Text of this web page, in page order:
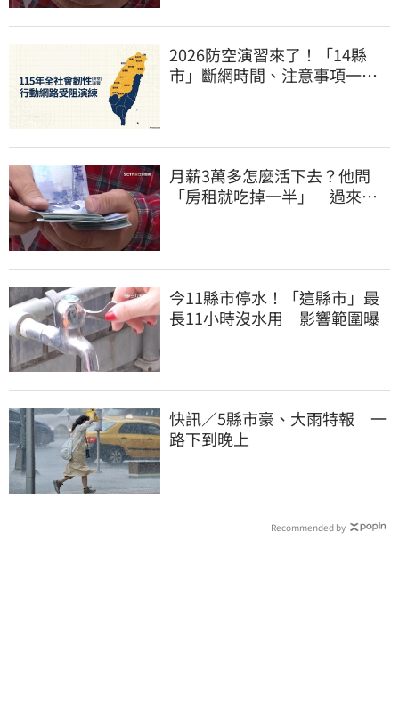
2026防空演習來了！「14縣
市」斷網時間、注意事項一次
月薪3萬多怎麼活下去？他問
「房租就吃掉一半」 過來人
今11縣市停水！「這縣市」最
長11小時沒水用 影響範圍曝
快訊／5縣市豪、大雨特報 一
路下到晚上
Recommended by